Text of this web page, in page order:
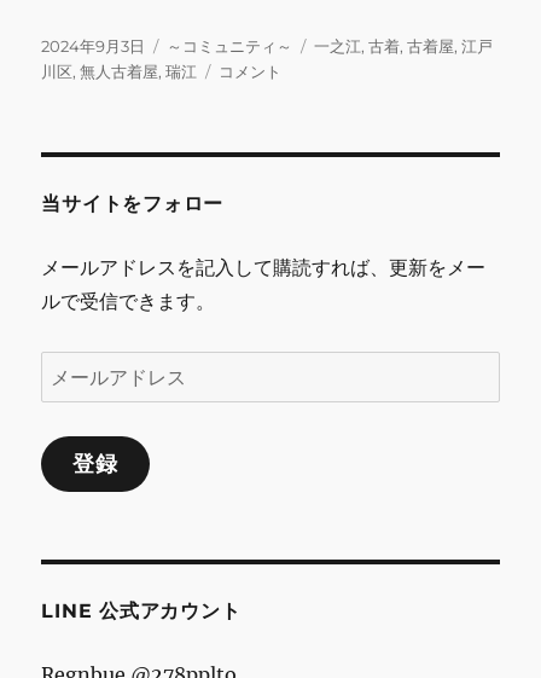
c
e
o
o
it
te
ai
l
e
m ai
投
稿
2024年9月3日
カ
テ
～コミュニティ～
タ
一之江,古着,古着屋,江戸
川区,無人古着屋,瑞江
9
し
願
ま
年
に
コメント
当サイトをフォロー
メールアドレスを記入して購読すれば、更新をメー
ルで受信できます。
ー
ル
ア
ス
登録
LINE 公式アカウント